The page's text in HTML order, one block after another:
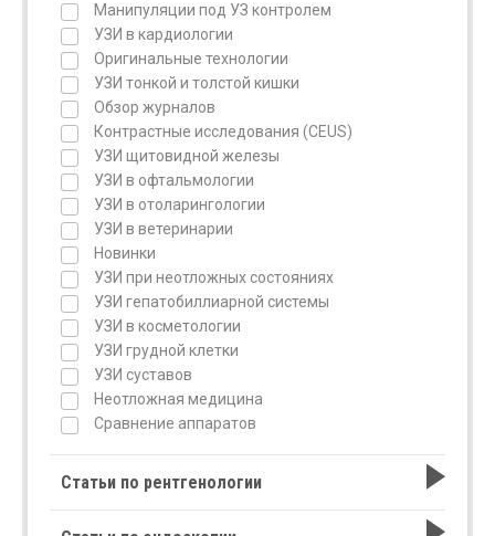
Манипуляции под УЗ контролем
УЗИ в кардиологии
Оригинальные технологии
УЗИ тонкой и толстой кишки
Обзор журналов
Контрастные исследования (CEUS)
УЗИ щитовидной железы
УЗИ в офтальмологии
УЗИ в отоларингологии
УЗИ в ветеринарии
Новинки
УЗИ при неотложных состояниях
УЗИ гепатобиллиарной системы
УЗИ в косметологии
УЗИ грудной клетки
УЗИ суставов
Неотложная медицина
Сравнение аппаратов
Статьи по рентгенологии